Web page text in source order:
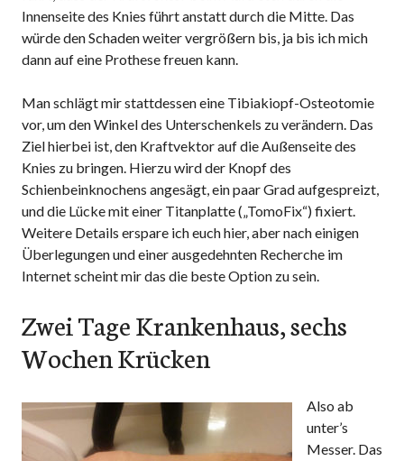
Innenseite des Knies führt anstatt durch die Mitte. Das
würde den Schaden weiter vergrößern bis, ja bis ich mich
dann auf eine Prothese freuen kann.
Man schlägt mir stattdessen eine Tibiakiopf-Osteotomie
vor, um den Winkel des Unterschenkels zu verändern. Das
Ziel hierbei ist, den Kraftvektor auf die Außenseite des
Knies zu bringen. Hierzu wird der Knopf des
Schienbeinknochens angesägt, ein paar Grad aufgespreizt,
und die Lücke mit einer Titanplatte („TomoFix“) fixiert.
Weitere Details erspare ich euch hier, aber nach einigen
Überlegungen und einer ausgedehnten Recherche im
Internet scheint mir das die beste Option zu sein.
Zwei Tage Krankenhaus, sechs
Wochen Krücken
Also ab
unter’s
Messer. Das